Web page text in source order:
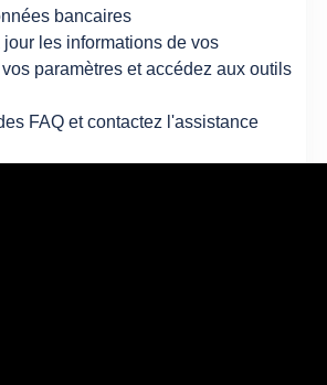
bancaires
jour les informations de vos
paramètres et accédez aux outils
FAQ et contactez l'assistance